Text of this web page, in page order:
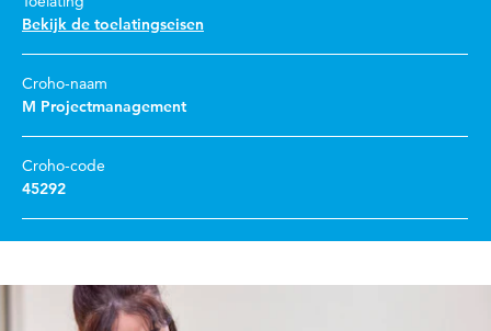
Bekijk de toelatingseisen
Croho-naam
M Projectmanagement
Croho-code
45292